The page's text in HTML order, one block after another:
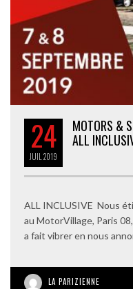
24
JUIL 2019
MOTORS &
ALL
ALL INCLUSIVE Nous
au MotorVillage, Paris
a fait vibrer en nous
LA PARIZIENNE